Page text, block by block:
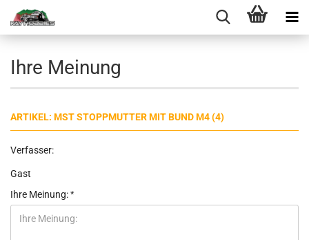
Ihre Meinung
ARTIKEL: MST STOPPMUTTER MIT BUND M4 (4)
Verfasser:
Gast
Ihre Meinung: